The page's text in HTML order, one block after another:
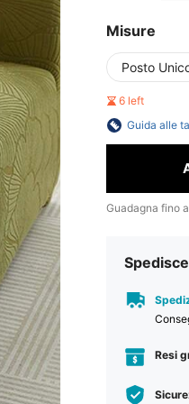
Misure
Posto
6 left
Guida alle
Guadagna fino a
Resi